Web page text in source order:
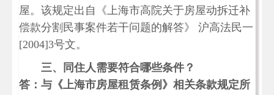
屋。该规定出自《上海市高院关于房屋动拆迁补
偿款分割民事案件若干问题的解答》 沪高法民一
[2004]3号文。
三、同住人需要符合哪些条件？
答：与《上海市房屋租赁条例》相关条款规定所